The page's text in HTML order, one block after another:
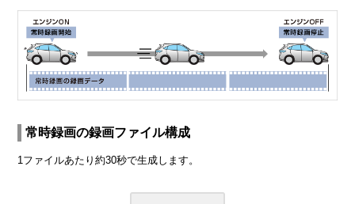
常時録画の録画ファイル構成
1ファイルあたり約30秒で生成します。